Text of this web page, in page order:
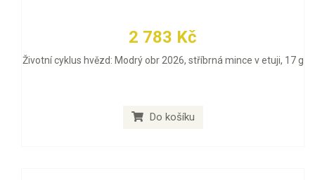
2 783 Kč
Životní cyklus hvězd: Modrý obr 2026, stříbrná mince v etuji, 17 g
Do košíku